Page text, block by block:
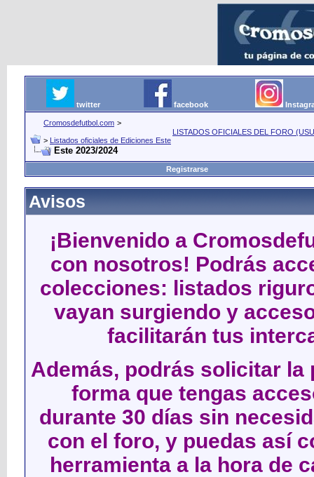
twitter facebook
Cromosdefutbol.com >
LISTADOS OFICIALES DEL FORO
> Listados oficiales de Ediciones Este
Este 2023/2024
Registrarse
Avisos
¡Bienvenido a
con nosotros! Podrás
colecciones: listados
vayan surgiendo y
facilitarán tus
Además, podrás solicitar
forma que tengas
durante 30 días sin
con el foro, y puedas así
herramienta a la hora de